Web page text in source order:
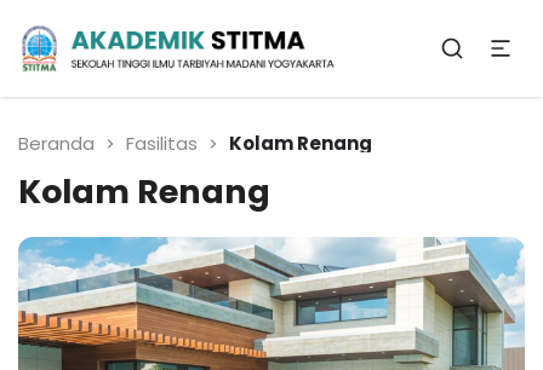
Biro Administrasi
Akademik
Beranda Fasilitas Kolam Renang
Kolam Renang